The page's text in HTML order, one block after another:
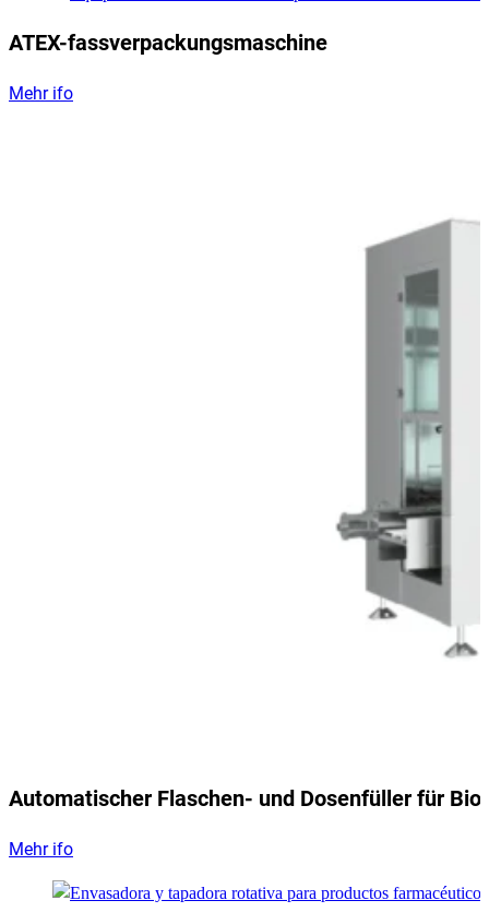
ATEX-fassverpackungsmaschine
Mehr ifo
Automatischer Flaschen- und Dosenfüller für
Mehr ifo